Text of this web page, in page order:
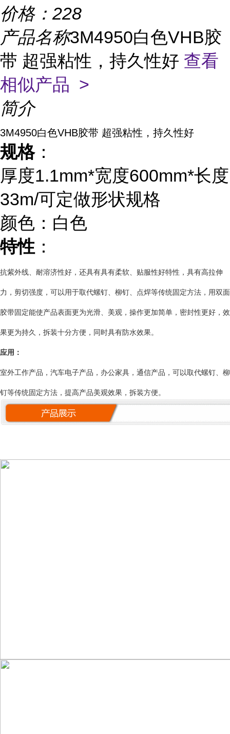
价格： 228
产品名称3M4950白色VHB胶
带 超强粘性，持久性好 查看
相似产品 >
简介
3M4950白色VHB胶带 超强粘性，持久性好
规格：
厚度1.1mm*宽度600mm*长度
33m/可定做形状规格
颜色：白色
特性 ：
抗紫外线、耐溶济性好，还具有具有柔软、贴服性好特性，具有高拉伸
力，剪切强度，可以用于取代螺钉、柳钉、点焊等传统固定方法，用双面
胶带固定能使产品表面更为光滑、美观，操作更加简单，密封性更好，效
果更为持久，拆装十分方便，同时具有防水效果。
应用：
室外工作产品，汽车电子产品，办公家具，通信产品， 可以取代螺钉、柳
钉等传统固定方法，提高产品美观效果，拆装方便。